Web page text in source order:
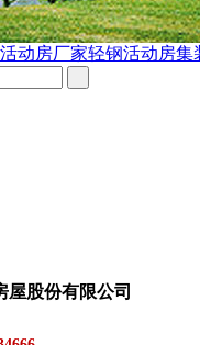
动房厂家轻钢活动房集
屋股份有限公司